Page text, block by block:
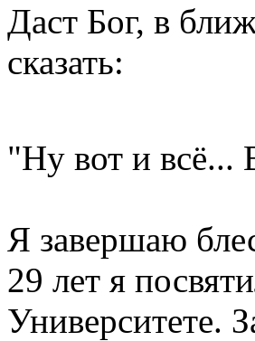
Даст Бог, в
сказать:
"Ну вот и всё...
Я завершаю
29 лет я
Университете.